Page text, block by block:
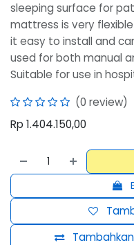
sleeping surface for
mattress is very
it easy to install and
used for both manual
Suitable for use in
(0 review)
Rp 1.404.150,00